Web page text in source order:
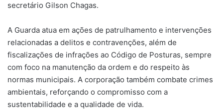
secretário Gilson Chagas.
A Guarda atua em ações de patrulhamento e intervenções
relacionadas a delitos e contravenções, além de
fiscalizações de infrações ao Código de Posturas, sempre
com foco na manutenção da ordem e do respeito às
normas municipais. A corporação também combate crimes
ambientais, reforçando o compromisso com a
sustentabilidade e a qualidade de vida.